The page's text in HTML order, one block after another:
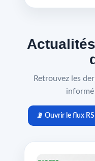
Retrouvez les
📡 Ouvrir le flux